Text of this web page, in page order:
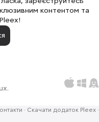
контентом та
· Скачати додаток Pleex·